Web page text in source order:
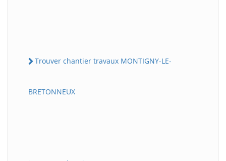
Trouver chantier travaux MONTIGNY-LE-
BRETONNEUX